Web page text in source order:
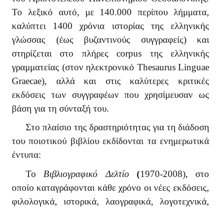
Το λεξικό αυτό,
με 140.000 περίπου λήμματα,
καλύπτει 1400 χρόνια ιστορίας της ελληνικής
γλώσσας (έως βυζαντινούς συγγραφείς) και
στηρίζεται στο πλήρεςcorpus της ελληνικής
γραμματείας (στον ηλεκτρονικό Thesaurus Linguae
Graecae), αλλά και στις καλύτερες κριτικές
εκδόσεις των συγγραφέων που χρησίμευσαν ως
βάση για τη σύνταξή του.
Στο πλαίσιο της δραστηριότητας για τη διάδοση
του ποιοτικού βιβλίου εκδίδονται τα ενημερωτικά
έντυπα:
Το Βιβλιογραφικό Δελτίο (1970-2008), στο
οποίο καταγράφονται κάθε χρόνο οι νέες εκδόσεις,
φιλολογικά, ιστορικά, λαογραφικά, λογοτεχνικά,